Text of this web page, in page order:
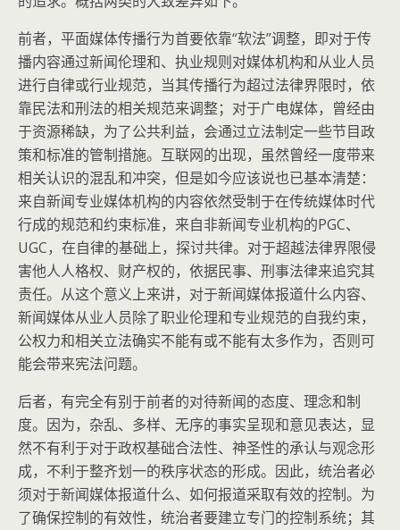
前者，平面媒体传播行为首要依靠“软法”调整，即对于传
播内容通过新闻伦理和、执业规则对媒体机构和从业人员
进行自律或行业规范，当其传播行为超过法律界限时，依
靠民法和刑法的相关规范来调整；对于广电媒体，曾经由
于资源稀缺，为了公共利益，会通过立法制定一些节目政
策和标准的管制措施。互联网的出现，虽然曾经一度带来
相关认识的混乱和冲突，但是如今应该说也已基本清楚：
来自新闻专业媒体机构的内容依然受制于在传统媒体时代
行成的规范和约束标准，来自非新闻专业机构的PGC、
UGC，在自律的基础上，探讨共律。对于超越法律界限侵
害他人人格权、财产权的，依据民事、刑事法律来追究其
责任。从这个意义上来讲，对于新闻媒体报道什么内容、
新闻媒体从业人员除了职业伦理和专业规范的自我约束，
公权力和相关立法确实不能有或不能有太多作为，否则可
能会带来宪法问题。
后者，有完全有别于前者的对待新闻的态度、理念和制
度。因为，杂乱、多样、无序的事实呈现和意见表达，显
然不有利于对于政权基础合法性、神圣性的承认与观念形
成，不利于整齐划一的秩序状态的形成。因此，统治者必
须对于新闻媒体报道什么、如何报道采取有效的控制。为
了确保控制的有效性，统治者要建立专门的控制系统；其